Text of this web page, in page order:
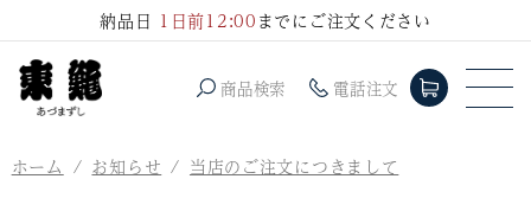
進む
納品日 1日前12:00までにご注文ください
商品検索 電話注文
ホーム お知らせ 当店のご注文につきまして